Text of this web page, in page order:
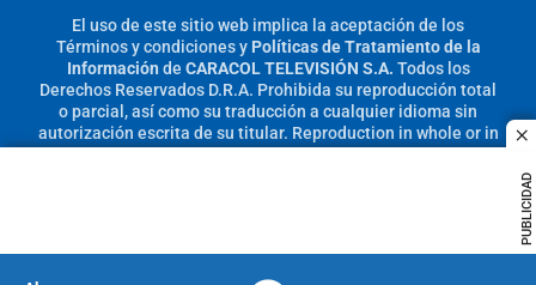
PUBLICIDAD
El uso de este sitio web implica la aceptación de los
Términos y condicionesy Políticas de Tratamiento de la
Información de CARACOL TELEVISIÓN S.A. Todos los
Derechos Reservados D.R.A. Prohibida su reproducción total
o parcial, así como su traducción a cualquier idioma sin
autorización escrita de su titular. Reproduction in whole or in